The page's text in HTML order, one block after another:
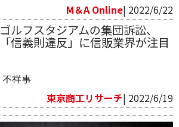
M＆A Online| 2022/6/22
ゴルフスタジアムの集団訴訟、
「信義則違反」に信販業界が注目
不祥事
東京商工リサーチ| 2022/6/19